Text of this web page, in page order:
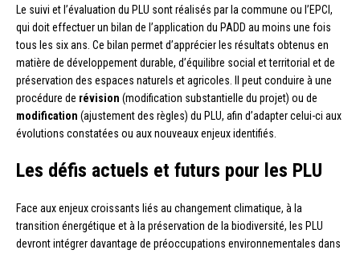
Le suivi et l’évaluation du PLU sont réalisés par la commune ou l’EPCI,
qui doit effectuer un bilan de l’application du PADD au moins une fois
tous les six ans. Ce bilan permet d’apprécier les résultats obtenus en
matière de développement durable, d’équilibre social et territorial et de
préservation des espaces naturels et agricoles. Il peut conduire à une
procédure de révision (modification substantielle du projet) ou de
modification (ajustement des règles) du PLU, afin d’adapter celui-ci aux
évolutions constatées ou aux nouveaux enjeux identifiés.
Les défis actuels et futurs pour les PLU
Face aux enjeux croissants liés au changement climatique, à la
transition énergétique et à la préservation de la biodiversité, les PLU
devront intégrer davantage de préoccupations environnementales dans